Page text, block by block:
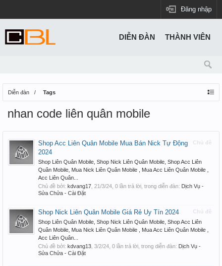
Đăng nhập
Diễn đàn Tags
nhan code liên quân mobile
Chủ đề
Shop Acc Liên Quân Mobile Mua Bán Nick Tự Động
2024
Shop Liên Quân Mobile, Shop Nick Liên Quân Mobile, Shop Acc Liên
Quân Mobile, Mua Nick Liên Quân Mobile , Mua Acc Liên Quân Mobile ,
Acc Liên Quân...
Chủ đề bởi: kdvang17 21/3/24 , 0 lần trả lời, trong diễn đàn: Dịch Vụ -
Sửa Chửa - Cài Đặt
Chủ đề
Shop Nick Liên Quân Mobile Giá Rẻ Uy Tín 2024
Shop Liên Quân Mobile, Shop Nick Liên Quân Mobile, Shop Acc Liên
Quân Mobile, Mua Nick Liên Quân Mobile , Mua Acc Liên Quân Mobile ,
Acc Liên Quân...
Chủ đề bởi: kdvang13 3/2/24 , 0 lần trả lời, trong diễn đàn: Dịch Vụ -
Sửa Chửa - Cài Đặt
DIỄN ĐÀN THÀNH VIÊN